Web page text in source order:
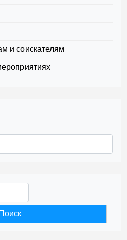
и соискателям